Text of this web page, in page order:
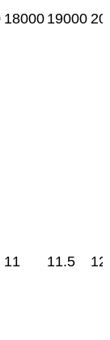
18000 19000
11 11.5 12